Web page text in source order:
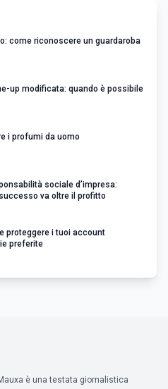
come riconoscere un guardaroba
up modificata: quando è possibile
i profumi da uomo
sociale d’impresa:
va oltre il profitto
proteggere i tuoi account
preferite
è una testata giornalistica